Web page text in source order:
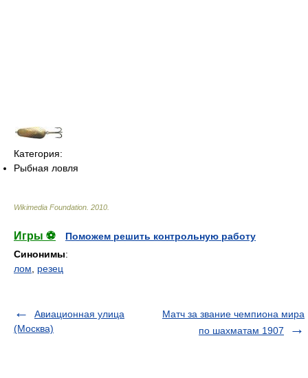
Категория:
Рыбная ловля
Wikimedia Foundation 2010
Игры ⚽
Поможем решить контрольную работу
Синонимы:
лом
резец
Авиационная улица
(Москва)
Матч за звание чемпиона мира
по шахматам 1907